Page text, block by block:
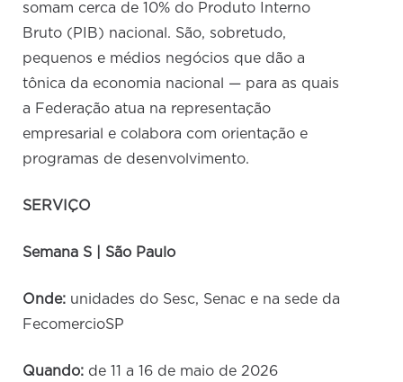
somam cerca de 10% do Produto Interno
Bruto (PIB) nacional. São, sobretudo,
pequenos e médios negócios que dão a
tônica da economia nacional — para as quais
a Federação atua na representação
empresarial e colabora com orientação e
programas de desenvolvimento.
SERVIÇO
Semana S | São Paulo
Onde: unidades do Sesc, Senac e na sede da
FecomercioSP
Quando: de 11 a 16 de maio de 2026